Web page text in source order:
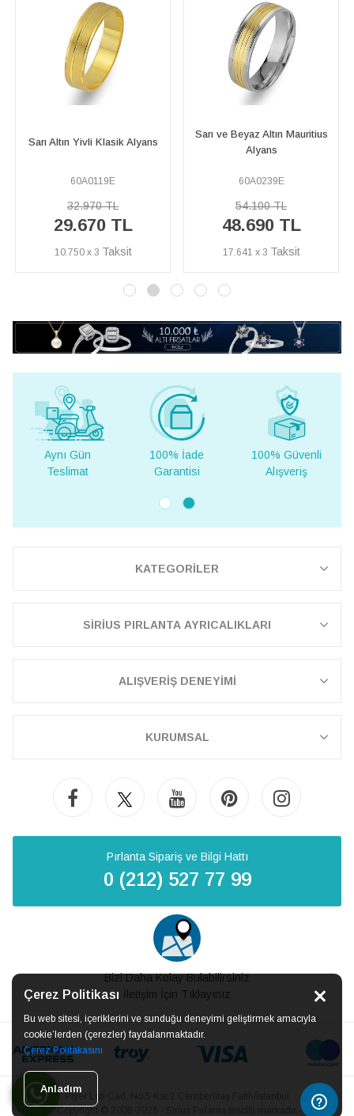
Çerez Politikası
Bu web sitesi, içeriklerini ve sunduğu deneyimi geliştirmek amacıyla
cookie’lerden (çerezler) faydalanmaktadır.
Çerez Politakasını
Anladım
60A0239E
54.100 TL
48.690 TL
17.641 x 3
Sarı ve Beyaz Altın Şeyyad
Alyans
60A0341E
52.250 TL
47.020 TL
17.036 x 3
100% İade
Garantisi
100% Güvenli
Alışveriş
Yurt Dışına
Teslimat
KATEGORİLER
SİRİUS PIRLANTA AYRICALIKLARI
ALIŞVERİŞ DENEYİMİ
KURUMSAL
Pırlanta Sipariş ve Bilgi Hattı
0 (212) 527 77 99
Bizi Daha Kolay Bulabilirsiniz
İletişim İçin Tıklayınız